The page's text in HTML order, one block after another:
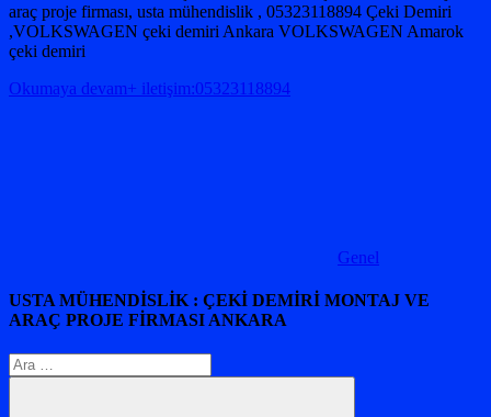
araç proje firması, usta mühendislik , 05323118894 Çeki Demiri
,VOLKSWAGEN çeki demiri Ankara VOLKSWAGEN Amarok
çeki demiri
Okumaya devam+ iletişim:05323118894
Genel
USTA MÜHENDİSLİK : ÇEKİ DEMİRİ MONTAJ VE
ARAÇ PROJE FİRMASI ANKARA
Arama: